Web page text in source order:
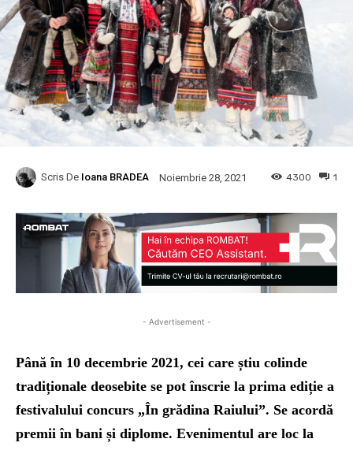
Scris De Ioana BRADEA Noiembrie 28, 2021 1
4300
- Advertisement -
Până în 10 decembrie 2021, cei care știu colinde
tradiționale deosebite se pot înscrie la prima ediție a
festivalului concurs „În grădina Raiului”. Se acordă
premii în bani și diplome. Evenimentul are loc la